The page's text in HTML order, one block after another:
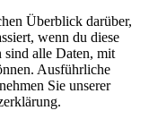
Überblick darüber,
wenn du diese
sind alle Daten, mit
Ausführliche
Sie unserer